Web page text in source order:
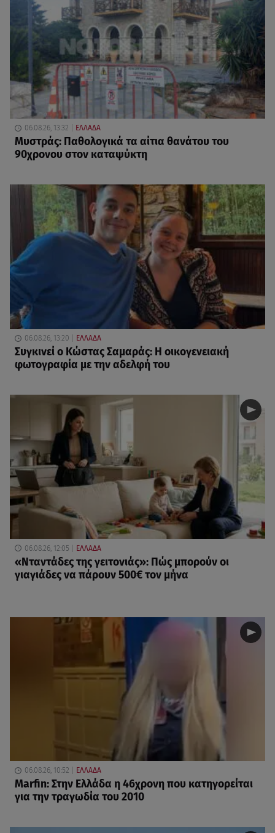
06.08.26, 13:32 ΕΛΛΑΔΑ
Μυστράς: Παθολογικά τα αίτια θανάτου του
90χρονου στον καταψύκτη
06.08.26, 13:20 ΕΛΛΑΔΑ
Συγκινεί ο Κώστας Σαμαράς: Η οικογενειακή
φωτογραφία με την αδελφή του
06.08.26, 12:05 ΕΛΛΑΔΑ
«Νταντάδες της γειτονιάς»: Πώς μπορούν οι
γιαγιάδες να πάρουν 500€ τον μήνα
06.08.26, 10:52 ΕΛΛΑΔΑ
Marfin: Στην Ελλάδα η 46χρονη που κατηγορείται
για την τραγωδία του 2010